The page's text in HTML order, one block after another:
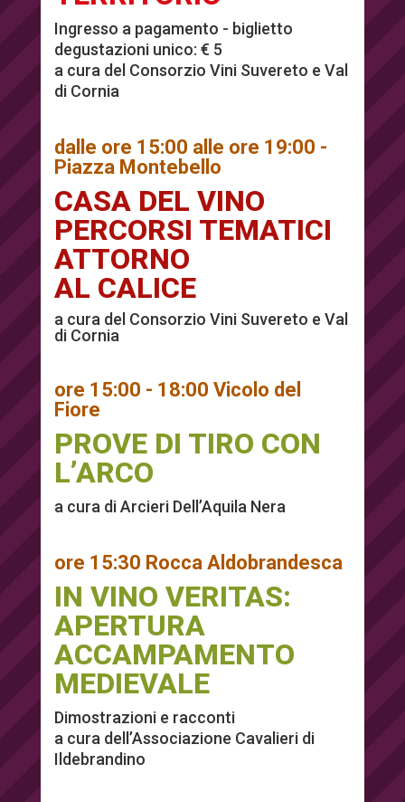
Ingresso a pagamento - biglietto
degustazioni unico: € 5
a cura del Consorzio Vini Suvereto e Val
di Cornia
dalle ore 15:00 alle ore 19:00 -
Piazza Montebello
CASA DEL VINO
PERCORSI TEMATICI
ATTORNO
AL CALICE
a cura del Consorzio Vini Suvereto e Val
di Cornia
ore 15:00 - 18:00 Vicolo del
Fiore
PROVE DI TIRO CON
L’ARCO
a cura di Arcieri Dell’Aquila Nera
ore 15:30 Rocca Aldobrandesca
IN VINO VERITAS:
APERTURA
ACCAMPAMENTO
MEDIEVALE
Dimostrazioni e racconti
a cura dell’Associazione Cavalieri di
Ildebrandino